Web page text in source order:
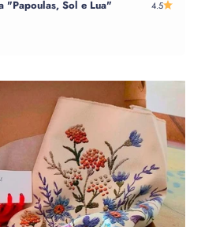
"Papoulas, Sol e Lua" 4.5